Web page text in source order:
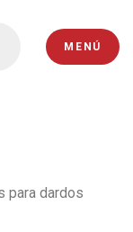
MENÚ
para dardos